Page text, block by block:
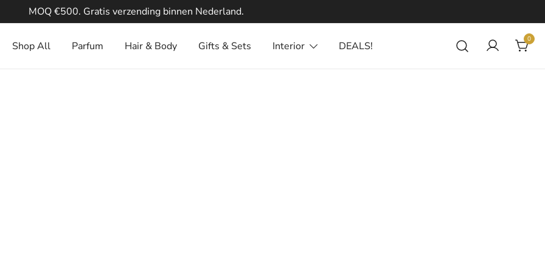
MOQ €500. Gratis verzending binnen Nederland.
Shop All Parfum Hair & Body Gifts & Sets Interior DEALS!
0